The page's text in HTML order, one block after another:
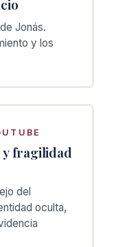
Jonás.
y los
y fragilidad
del
oculta,